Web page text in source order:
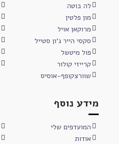
לה בוטה
מון פלטין
מרוקאן אויל
סקסי הייר ג'ון סטייל
פול מיטשל
קרייזי קולור
שוורצקופף-אוסיס
מידע נוסף
המועדפים שלי
אודות